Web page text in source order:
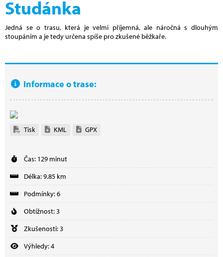
Studánka
Jedná se o trasu, která je velmi příjemná, ale náročná s dlouhým
stoupáním a je tedy určena spíše pro zkušené běžkaře.
Informace o trase:
Tisk KML GPX
Čas: 129 minut
Délka: 9.85 km
Podmínky: 6
Obtížnost: 3
Zkušenosti: 3
Výhledy: 4